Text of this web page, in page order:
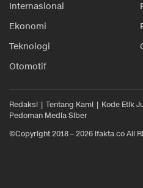
Internasional
Ekonomi
Teknologi
Otomotif
Redaksi Tentang Kami Kode Etik
Pedoman Media Siber
©Copyright 2018 – 2026 ifakta.co All